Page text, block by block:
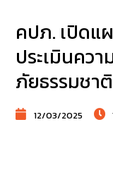
คปภ. เปิดแ
ประเมินคว
ภัยธรรมชาติ
12/03/2025